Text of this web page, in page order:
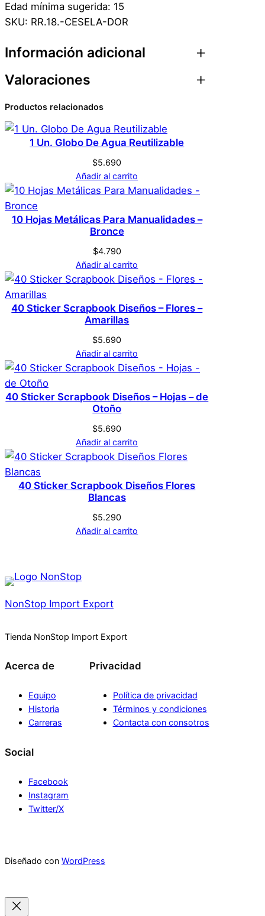
Edad mínima sugerida: 15
SKU: RR.18.-CESELA-DOR
Información adicional
Atributos
Marca Genérica
Color Dorado
Valoraciones
0 valoraciones en Cera
Sellado Lacre – Dorada
No hay valoraciones aún. Solo los usuarios
registrados que hayan comprado este
producto pueden hacer una valoración.
Acceder
Productos relacionados
1 Un. Globo De Agua Reutilizable
$5.690
Añadir al carrito
10 Hojas Metálicas Para Manualidades –
Bronce
$4.790
Añadir al carrito
40 Sticker Scrapbook Diseños – Flores –
Amarillas
$5.690
Añadir al carrito
40 Sticker Scrapbook Diseños – Hojas – de
Otoño
$5.690
Añadir al carrito
40 Sticker Scrapbook Diseños Flores
Blancas
$5.290
Añadir al carrito
NonStop Import Export
Tienda NonStop Import Export
Acerca de
Equipo
Historia
Carreras
Privacidad
Política de privacidad
Términos y condiciones
Contacta con consotros
Social
Facebook
Instagram
Twitter/X
Diseñado con WordPress